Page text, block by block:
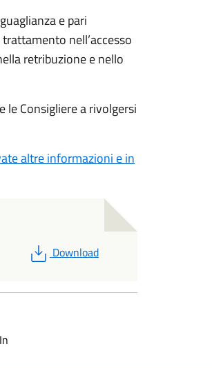
e pari
nell’accesso
retribuzione e nello
le Consigliere a rivolgersi
altre informazioni e in
PDF
Download